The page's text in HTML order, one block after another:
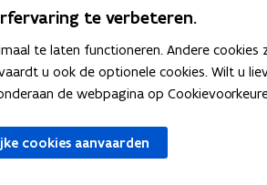
te verbeteren.
te laten functioneren. Andere
u ook de optionele cookies. Wilt u
de webpagina op
cookies aanvaarden